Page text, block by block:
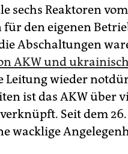
sechs Reaktoren
für den eigenen
Abschaltungen
AKW und
Leitung wieder
ist das AKW über
Seit dem
wacklige